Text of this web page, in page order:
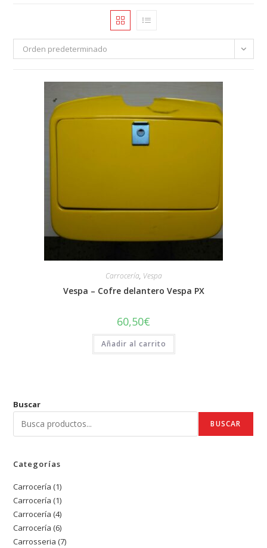
Orden predeterminado
Carrocería, Vespa
Vespa – Cofre delantero Vespa PX
60,50€
Añadir al carrito
Buscar
BUSCAR
Categorías
Carrocería 11
producto
Carrocería 11
producto
Carrocería 44
productos
Carrocería 66
productos
Carrosseria 77